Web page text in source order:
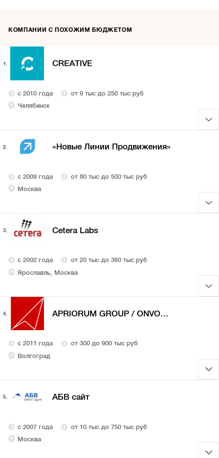
КОМПАНИИ С ПОХОЖИМ БЮДЖЕТОМ
1. CREATIVE
с 2010 года
от 9 тыс до 250 тыс руб
Челябинск
2. «Новые Линии Продвижения»
с 2009 года
от 80 тыс до 500 тыс руб
Москва
3. Cetera Labs
с 2002 года
от 20 тыс до 360 тыс руб
Ярославль, Москва
4. APRIORUM GROUP / ONVOLGA
с 2011 года
от 300 до 900 тыс руб
Волгоград
5. АБВ сайт
с 2007 года
от 10 тыс до 750 тыс руб
Москва